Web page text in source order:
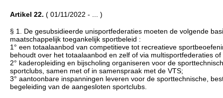
Artikel 22. ( 01/11/2022 - ... )
§ 1. De gesubsidieerde unisportfederaties moeten de volgende
maatschappelijk toegankelijk sportbeleid :
1° een totaalaanbod van competitieve tot recreatieve
behoudt over het totaalaanbod en zelf of via multisportfederaties
2° kaderopleiding en bijscholing organiseren voor de
sportclubs, samen met of in samenspraak met de VTS;
3° aantoonbare inspanningen leveren voor de sporttechnische,
begeleiding van de aangesloten sportclubs.